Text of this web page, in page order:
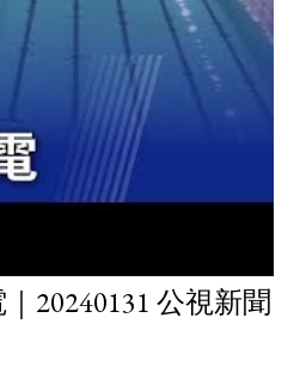
20240131 公視新聞